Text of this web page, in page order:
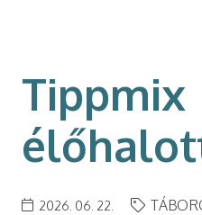
Tippmix
2026. 06. 22.